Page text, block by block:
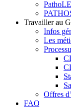
Travailler au
Infos
Les
Offres
FAQ